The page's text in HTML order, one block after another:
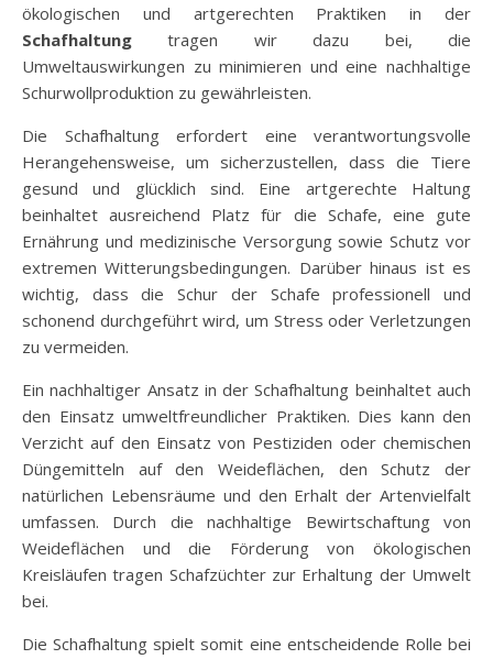
ökologischen und artgerechten Praktiken in der
Schafhaltung tragen wir dazu bei, die
Umweltauswirkungen zu minimieren und eine nachhaltige
Schurwollproduktion zu gewährleisten.
Die Schafhaltung erfordert eine verantwortungsvolle
Herangehensweise, um sicherzustellen, dass die Tiere
gesund und glücklich sind. Eine artgerechte Haltung
beinhaltet ausreichend Platz für die Schafe, eine gute
Ernährung und medizinische Versorgung sowie Schutz vor
extremen Witterungsbedingungen. Darüber hinaus ist es
wichtig, dass die Schur der Schafe professionell und
schonend durchgeführt wird, um Stress oder Verletzungen
zu vermeiden.
Ein nachhaltiger Ansatz in der Schafhaltung beinhaltet auch
den Einsatz umweltfreundlicher Praktiken. Dies kann den
Verzicht auf den Einsatz von Pestiziden oder chemischen
Düngemitteln auf den Weideflächen, den Schutz der
natürlichen Lebensräume und den Erhalt der Artenvielfalt
umfassen. Durch die nachhaltige Bewirtschaftung von
Weideflächen und die Förderung von ökologischen
Kreisläufen tragen Schafzüchter zur Erhaltung der Umwelt
bei.
Die Schafhaltung spielt somit eine entscheidende Rolle bei